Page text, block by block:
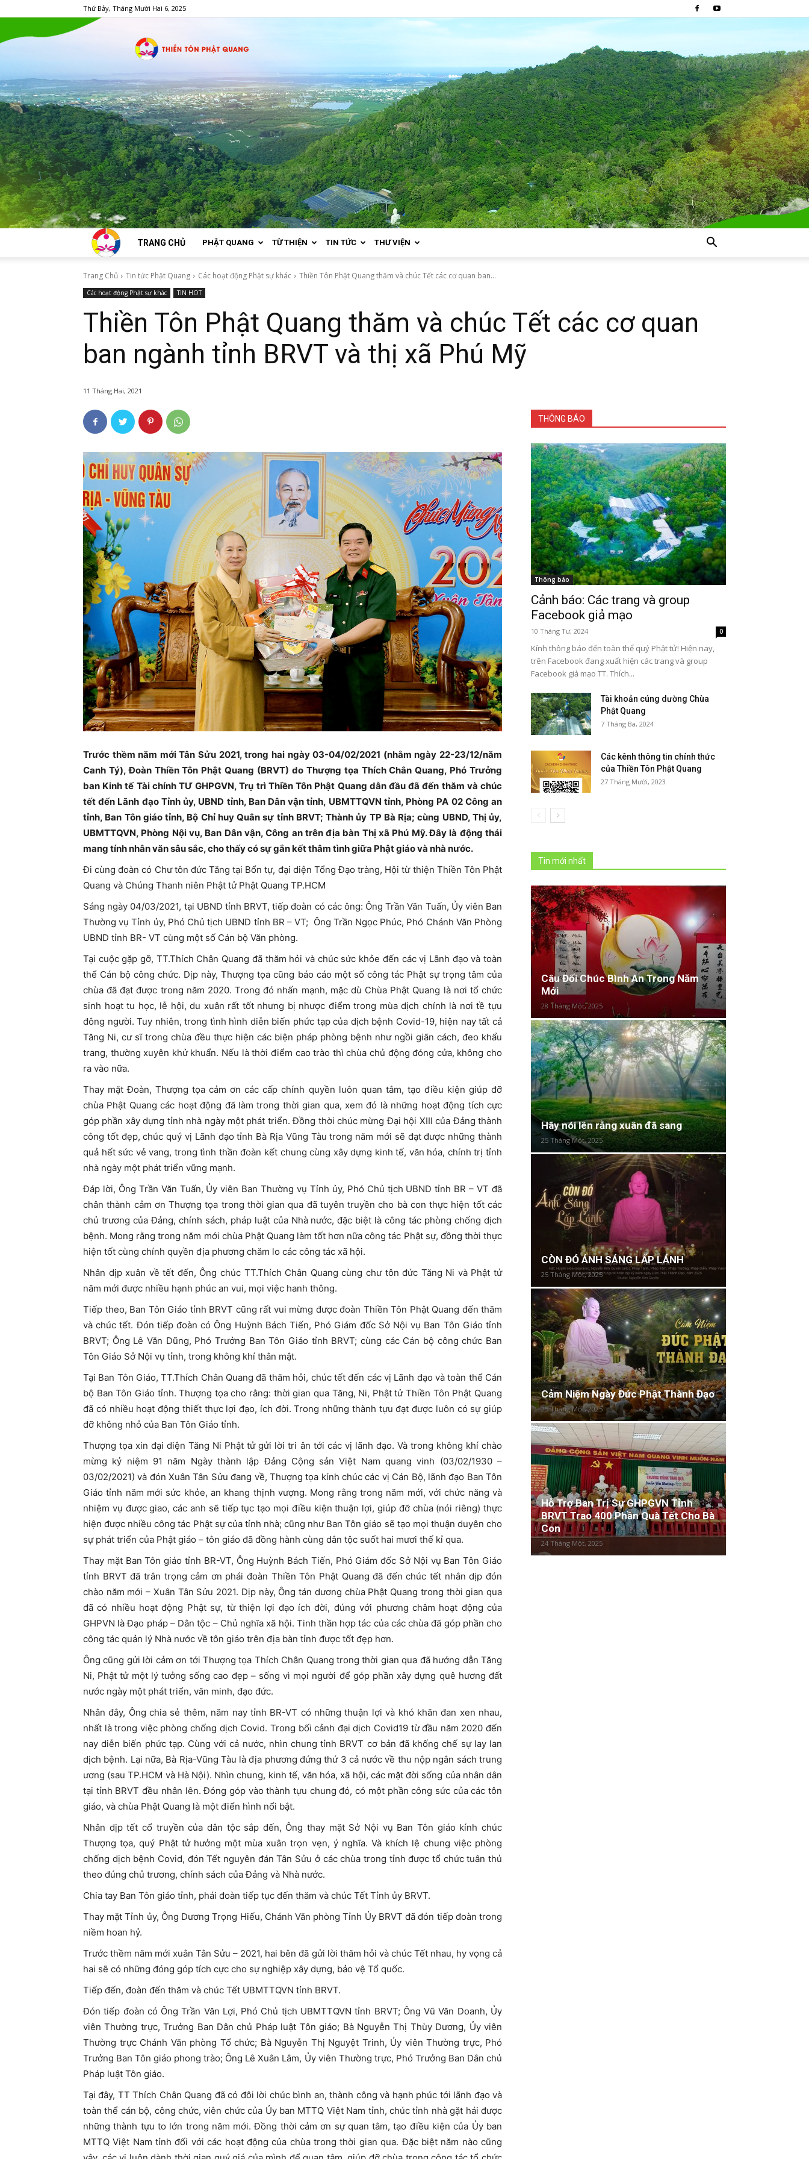
Thứ Bảy, Tháng Mười Hai 6, 2025
Quang
TRANG CHỦ PHẬT QUANG TỪ THIỆN TIN TỨC THƯ VIỆN
Trang Chủ Tin tức Phật Quang Các hoạt động Phật sự khác Thiền Tôn Phật Quang thăm và chúc Tết các cơ quan ban...
Các hoạt động Phật sự khác TIN HOT
Thiền Tôn Phật Quang thăm và chúc Tết các cơ quan
ban ngành tỉnh BRVT và thị xã Phú Mỹ
11 Tháng Hai, 2021
Trước thềm năm mới Tân Sửu 2021, trong hai ngày 03-04/02/2021 (nhằm ngày 22-23/12/năm
Canh Tý), Đoàn Thiền Tôn Phật Quang (BRVT) do Thượng tọa Thích Chân Quang, Phó Trưởng
ban Kinh tế Tài chính TƯ GHPGVN, Trụ trì Thiền Tôn Phật Quang dẫn đầu đã đến thăm và chúc
tết đến Lãnh đạo Tỉnh ủy, UBND tỉnh, Ban Dân vận tỉnh, UBMTTQVN tỉnh, Phòng PA 02 Công an
tỉnh, Ban Tôn giáo tỉnh, Bộ Chỉ huy Quân sự tỉnh BRVT; Thành ủy TP Bà Rịa; cùng UBND, Thị ủy,
UBMTTQVN, Phòng Nội vụ, Ban Dân vận, Công an trên địa bàn Thị xã Phú Mỹ. Đây là động thái
mang tính nhân văn sâu sắc, cho thấy có sự gắn kết thâm tình giữa Phật giáo và nhà nước.
Đi cùng đoàn có Chư tôn đức Tăng tại Bổn tự, đại diện Tổng Đạo tràng, Hội từ thiện Thiền Tôn Phật
Quang và Chúng Thanh niên Phật tử Phật Quang TP.HCM
Sáng ngày 04/03/2021, tại UBND tỉnh BRVT, tiếp đoàn có các ông: Ông Trần Văn Tuấn, Ủy viên Ban
Thường vụ Tỉnh ủy, Phó Chủ tịch UBND tỉnh BR – VT; Ông Trần Ngọc Phúc, Phó Chánh Văn Phòng
UBND tỉnh BR- VT cùng một số Cán bộ Văn phòng.
Tại cuộc gặp gỡ, TT.Thích Chân Quang đã thăm hỏi và chúc sức khỏe đến các vị Lãnh đạo và toàn
thể Cán bộ công chức. Dịp này, Thượng tọa cũng báo cáo một số công tác Phật sự trọng tâm của
chùa đã đạt được trong năm 2020. Trong đó nhấn mạnh, mặc dù Chùa Phật Quang là nơi tổ chức
sinh hoạt tu học, lễ hội, du xuân rất tốt nhưng bị nhược điểm trong mùa dịch chính là nơi tề tựu
đông người. Tuy nhiên, trong tình hình diễn biến phức tạp của dịch bệnh Covid-19, hiện nay tất cả
Tăng Ni, cư sĩ trong chùa đều thực hiện các biện pháp phòng bệnh như ngồi giãn cách, đeo khẩu
trang, thường xuyên khử khuẩn. Nếu là thời điểm cao trào thì chùa chủ động đóng cửa, không cho
ra vào nữa.
Thay mặt Đoàn, Thượng tọa cảm ơn các cấp chính quyền luôn quan tâm, tạo điều kiện giúp đỡ
chùa Phật Quang các hoạt động đã làm trong thời gian qua, xem đó là những hoạt động tích cực
góp phần xây dựng tỉnh nhà ngày một phát triển. Đồng thời chúc mừng Đại hội XIII của Đảng thành
công tốt đẹp, chúc quý vị Lãnh đạo tỉnh Bà Rịa Vũng Tàu trong năm mới sẽ đạt được những thành
quả hết sức vẻ vang, trong tình thần đoàn kết chung cùng xây dựng kinh tế, văn hóa, chính trị tỉnh
nhà ngày một phát triển vững mạnh.
Đáp lời, Ông Trần Văn Tuấn, Ủy viên Ban Thường vụ Tỉnh ủy, Phó Chủ tịch UBND tỉnh BR – VT đã
chân thành cảm ơn Thượng tọa trong thời gian qua đã tuyên truyền cho bà con thực hiện tốt các
chủ trương của Đảng, chính sách, pháp luật của Nhà nước, đặc biệt là công tác phòng chống dịch
bệnh. Mong rằng trong năm mới chùa Phật Quang làm tốt hơn nữa công tác Phật sự, đồng thời thực
hiện tốt cùng chính quyền địa phương chăm lo các công tác xã hội.
Nhân dịp xuân về tết đến, Ông chúc TT.Thích Chân Quang cùng chư tôn đức Tăng Ni và Phật tử
năm mới được nhiều hạnh phúc an vui, mọi việc hanh thông.
Tiếp theo, Ban Tôn Giáo tỉnh BRVT cũng rất vui mừng được đoàn Thiền Tôn Phật Quang đến thăm
và chúc tết. Đón tiếp đoàn có Ông Huỳnh Bách Tiến, Phó Giám đốc Sở Nội vụ Ban Tôn Giáo tỉnh
BRVT; Ông Lê Văn Dũng, Phó Trưởng Ban Tôn Giáo tỉnh BRVT; cùng các Cán bộ công chức Ban
Tôn Giáo Sở Nội vụ tỉnh, trong không khí thân mật.
Tại Ban Tôn Giáo, TT.Thích Chân Quang đã thăm hỏi, chúc tết đến các vị Lãnh đạo và toàn thể Cán
bộ Ban Tôn Giáo tỉnh. Thượng tọa cho rằng: thời gian qua Tăng, Ni, Phật tử Thiền Tôn Phật Quang
đã có nhiều hoạt động thiết thực lợi đạo, ích đời. Trong những thành tựu đạt được luôn có sự giúp
đỡ không nhỏ của Ban Tôn Giáo tỉnh.
Thượng tọa xin đại diện Tăng Ni Phật tử gửi lời tri ân tới các vị lãnh đạo. Và trong không khí chào
mừng kỷ niệm 91 năm Ngày thành lập Đảng Cộng sản Việt Nam quang vinh (03/02/1930 –
03/02/2021) và đón Xuân Tân Sửu đang về, Thượng tọa kính chúc các vị Cán Bộ, lãnh đạo Ban Tôn
Giáo tỉnh năm mới sức khỏe, an khang thịnh vượng. Mong rằng trong năm mới, với chức năng và
nhiệm vụ được giao, các anh sẽ tiếp tục tạo mọi điều kiện thuận lợi, giúp đỡ chùa (nói riêng) thực
hiện được nhiều công tác Phật sự của tỉnh nhà; cũng như Ban Tôn giáo sẽ tạo mọi thuận duyên cho
sự phát triển của Phật giáo – tôn giáo đã đồng hành cùng dân tộc suốt hai mươi thế kỉ qua.
Thay mặt Ban Tôn giáo tỉnh BR-VT, Ông Huỳnh Bách Tiến, Phó Giám đốc Sở Nội vụ Ban Tôn Giáo
tỉnh BRVT đã trân trọng cảm ơn phái đoàn Thiền Tôn Phật Quang đã đến chúc tết nhân dịp đón
chào năm mới – Xuân Tân Sửu 2021. Dịp này, Ông tán dương chùa Phật Quang trong thời gian qua
đã có nhiều hoạt động Phật sự, từ thiện lợi đạo ích đời, đúng với phương châm hoạt động của
GHPVN là Đạo pháp – Dân tộc – Chủ nghĩa xã hội. Tinh thần hợp tác của các chùa đã góp phần cho
công tác quản lý Nhà nước về tôn giáo trên địa bàn tỉnh được tốt đẹp hơn.
Ông cũng gửi lời cảm ơn tới Thượng tọa Thích Chân Quang trong thời gian qua đã hướng dẫn Tăng
Ni, Phật tử một lý tưởng sống cao đẹp – sống vì mọi người để góp phần xây dựng quê hương đất
nước ngày một phát triển, văn minh, đạo đức.
Nhân đây, Ông chia sẻ thêm, năm nay tỉnh BR-VT có những thuận lợi và khó khăn đan xen nhau,
nhất là trong việc phòng chống dịch Covid. Trong bối cảnh đại dịch Covid19 từ đầu năm 2020 đến
nay diễn biến phức tạp. Cùng với cả nước, nhìn chung tỉnh BRVT cơ bản đã khống chế sự lay lan
dịch bệnh. Lại nữa, Bà Rịa-Vũng Tàu là địa phương đứng thứ 3 cả nước về thu nộp ngân sách trung
ương (sau TP.HCM và Hà Nội). Nhìn chung, kinh tế, văn hóa, xã hội, các mặt đời sống của nhân dân
tại tỉnh BRVT đều nhân lên. Đóng góp vào thành tựu chung đó, có một phần công sức của các tôn
giáo, và chùa Phật Quang là một điển hình nổi bật.
Nhân dịp tết cổ truyền của dân tộc sắp đến, Ông thay mặt Sở Nội vụ Ban Tôn giáo kính chúc
Thượng tọa, quý Phật tử hưởng một mùa xuân trọn vẹn, ý nghĩa. Và khích lệ chung việc phòng
chống dịch bệnh Covid, đón Tết nguyên đán Tân Sửu ở các chùa trong tỉnh được tổ chức tuân thủ
theo đúng chủ trương, chính sách của Đảng và Nhà nước.
Chia tay Ban Tôn giáo tỉnh, phái đoàn tiếp tục đến thăm và chúc Tết Tỉnh ủy BRVT.
Thay mặt Tỉnh ủy, Ông Dương Trọng Hiếu, Chánh Văn phòng Tỉnh Ủy BRVT đã đón tiếp đoàn trong
niềm hoan hỷ.
Trước thềm năm mới xuân Tân Sửu – 2021, hai bên đã gửi lời thăm hỏi và chúc Tết nhau, hy vọng cả
hai sẽ có những đóng góp tích cực cho sự nghiệp xây dựng, bảo vệ Tổ quốc.
Tiếp đến, đoàn đến thăm và chúc Tết UBMTTQVN tỉnh BRVT.
Đón tiếp đoàn có Ông Trần Văn Lợi, Phó Chủ tịch UBMTTQVN tỉnh BRVT; Ông Vũ Văn Doanh, Ủy
viên Thường trực, Trưởng Ban Dân chủ Pháp luật Tôn giáo; Bà Nguyễn Thị Thùy Dương, Ủy viên
Thường trực Chánh Văn phòng Tổ chức; Bà Nguyễn Thị Nguyệt Trinh, Ủy viên Thường trực, Phó
Trưởng Ban Tôn giáo phong trào; Ông Lê Xuân Lâm, Ủy viên Thường trực, Phó Trưởng Ban Dân chủ
Pháp luật Tôn giáo.
Tại đây, TT Thích Chân Quang đã có đôi lời chúc bình an, thành công và hạnh phúc tới lãnh đạo và
toàn thể cán bộ, công chức, viên chức của Ủy ban MTTQ Việt Nam tỉnh, chúc tỉnh nhà gặt hái được
những thành tựu to lớn trong năm mới. Đồng thời cảm ơn sự quan tâm, tạo điều kiện của Ủy ban
MTTQ Việt Nam tỉnh đối với các hoạt động của chùa trong thời gian qua. Đặc biệt năm nào cũng
THÔNG BÁO
Thông báo
Cảnh báo: Các trang và group
Facebook giả mạo
10 Tháng Tư, 2024 0
Kính thông báo đến toàn thể quý Phật tử! Hiện nay,
trên Facebook đang xuất hiện các trang và group
Facebook giả mạo TT. Thích...
Tài khoản cúng dường Chùa
Phật Quang
7 Tháng Ba, 2024
Các kênh thông tin chính thức
của Thiền Tôn Phật Quang
27 Tháng Mười, 2023
Tin mới nhất
Câu Đối Chúc Bình An Trong Năm
Mới
28 Tháng Một, 2025
Hãy nói lên rằng xuân đã sang
25 Tháng Một, 2025
CÒN ĐÓ ÁNH SÁNG LẤP LÁNH
25 Tháng Một, 2025
Cảm Niệm Ngày Đức Phật Thành Đạo
25 Tháng Một, 2025
Hỗ Trợ Ban Trị Sự GHPGVN Tỉnh
BRVT Trao 400 Phần Quà Tết Cho Bà
Con
24 Tháng Một, 2025